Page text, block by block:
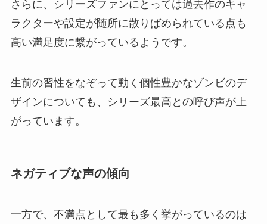
さらに、シリーズファンにとっては過去作のキャ
ラクターや設定が随所に散りばめられている点も
高い満足度に繋がっているようです。
生前の習性をなぞって動く個性豊かなゾンビのデ
ザインについても、シリーズ最高との呼び声が上
がっています。
ネガティブな声の傾向
一方で、不満点として最も多く挙がっているのは